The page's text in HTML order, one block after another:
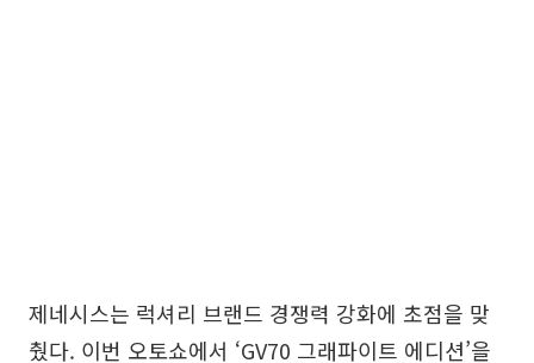
제네시스는 럭셔리 브랜드 경쟁력 강화에 초점을 맞
췄다. 이번 오토쇼에서 ‘GV70 그래파이트 에디션’을